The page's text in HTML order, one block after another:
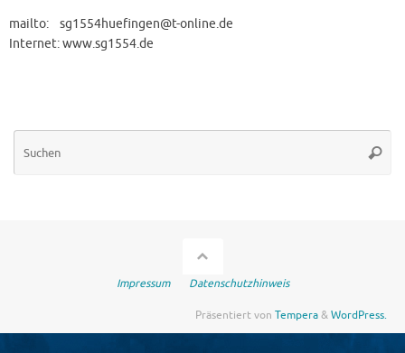
mailto: sg1554huefingen@t-online.de
Internet: www.sg1554.de
Impressum Datenschutzhinweis
Präsentiert von Tempera&WordPress.